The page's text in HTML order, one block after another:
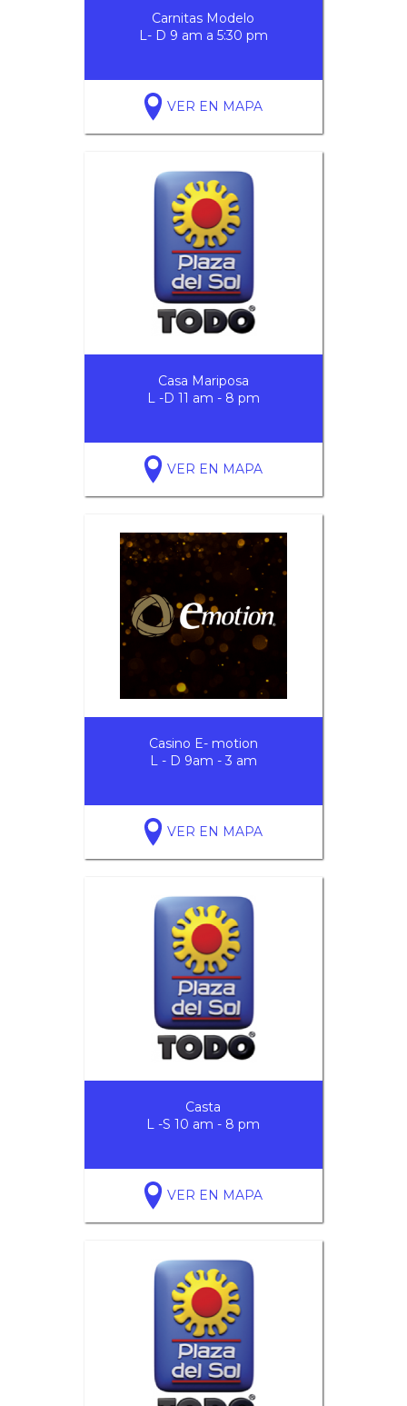
Carnitas Modelo
L- D 9 am a 5:30 pm
VER EN MAPA
Casa Mariposa
L -D 11 am - 8 pm
VER EN MAPA
Casino E- motion
L - D 9am - 3 am
VER EN MAPA
Casta
L -S 10 am - 8 pm
VER EN MAPA